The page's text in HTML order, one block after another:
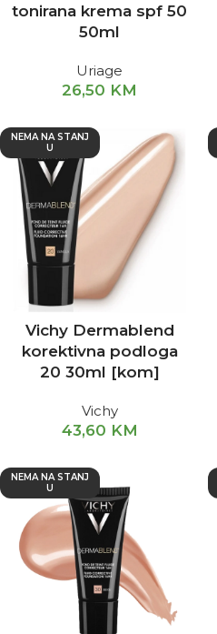
tonirana krema spf 50
50ml
Uriage
26,50 KM
NEMA NA STANJ
U
Vichy Dermablend
korektivna podloga
20 30ml [kom]
Vichy
43,60 KM
NEMA NA STANJ
U